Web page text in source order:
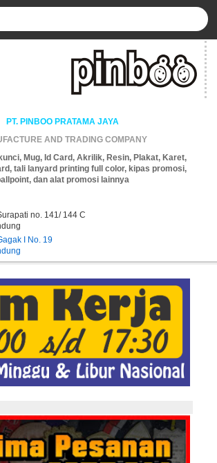
PT. PINBOO PRATAMA JAYA
AND TRADING COMPANY
Mug, Id Card, Akrilik, Resin, Plakat, Karet,
tali lanyard printing full color, kipas promosi,
dan alat promosi lainnya
no. 141/ 144 C
I No. 19